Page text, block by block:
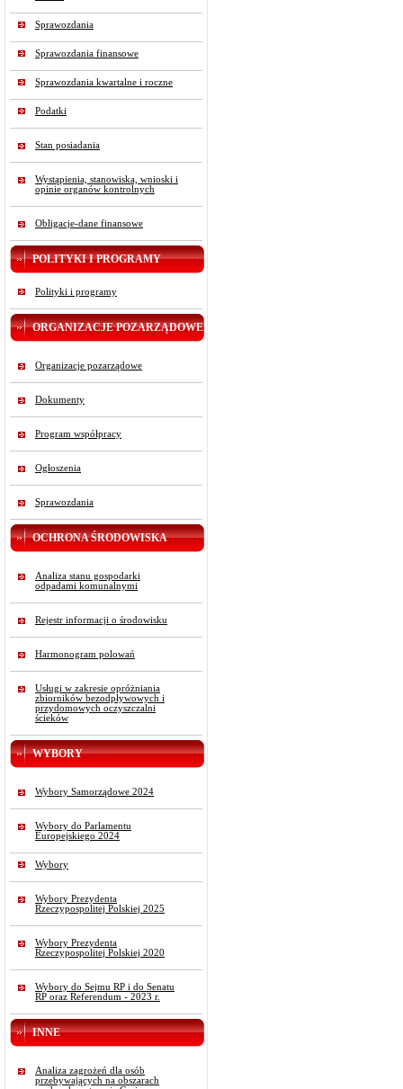
Sprawozdania
Sprawozdania finansowe
Sprawozdania kwartalne i roczne
Podatki
Stan posiadania
Wystąpienia, stanowiska, wnioski i
opinie organów kontrolnych
Obligacje-dane finansowe
POLITYKI I PROGRAMY
Polityki i programy
ORGANIZACJE POZARZĄDOWE
Organizacje pozarządowe
Dokumenty
Program współpracy
Ogłoszenia
Sprawozdania
OCHRONA ŚRODOWISKA
Analiza stanu gospodarki
odpadami komunalnymi
Rejestr informacji o środowisku
Harmonogram polowań
Usługi w zakresie opróżniania
zbiorników bezodpływowych i
przydomowych oczyszczalni
ścieków
WYBORY
Wybory Samorządowe 2024
Wybory do Parlamentu
Europejskiego 2024
Wybory
Wybory Prezydenta
Rzeczypospolitej Polskiej 2025
Wybory Prezydenta
Rzeczypospolitej Polskiej 2020
Wybory do Sejmu RP i do Senatu
RP oraz Referendum - 2023 r.
INNE
Analiza zagrożeń dla osób
przebywających na obszarach